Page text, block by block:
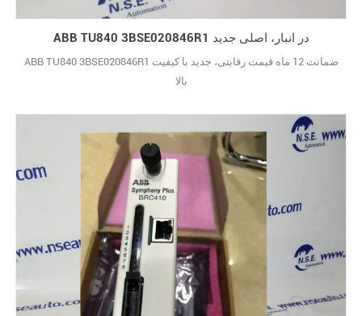
ABB TU840 3BSE020846R1 در انبار، اصلی جدید
ABB TU840 3BSE020846R1 ضمانت 12 ماه قیمت رقابتی، جدید با کیفیت
بالا